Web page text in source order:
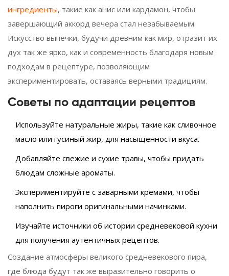
ингредиенты, такие как анис или кардамон, чтобы
завершающий аккорд вечера стал незабываемым.
Искусство выпечки, будучи древним как мир, отразит их
дух так же ярко, как и современность благодаря новым
подходам в рецептуре, позволяющим
экспериментировать, оставаясь верными традициям.
Советы по адаптации рецептов
Используйте натуральные жиры, такие как сливочное
масло или гусиный жир, для насыщенности вкуса.
Добавляйте свежие и сухие травы, чтобы придать
блюдам сложные ароматы.
Экспериментируйте с заварными кремами, чтобы
наполнить пироги оригинальными начинками.
Изучайте источники об истории средневековой кухни
для получения аутентичных рецептов.
Создание атмосферы великого средневекового пира,
где блюда будут так же выразительно говорить о